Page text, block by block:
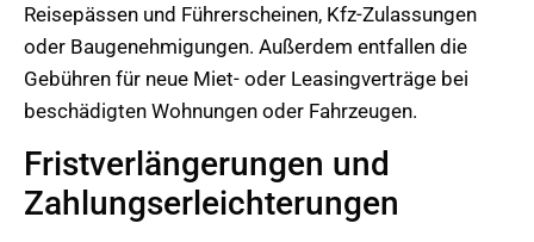
Reisepässen und Führerscheinen, Kfz-Zulassungen
oder Baugenehmigungen. Außerdem entfallen die
Gebühren für neue Miet- oder Leasingverträge bei
beschädigten Wohnungen oder Fahrzeugen.
Fristverlängerungen und
Zahlungserleichterungen